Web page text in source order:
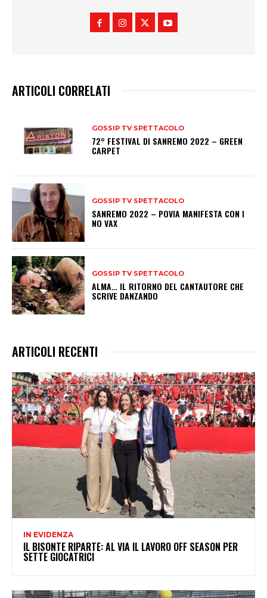
ARTICOLI CORRELATI
GOSSIP TV SPETTACOLO
72° FESTIVAL DI SANREMO 2022 – GREEN
CARPET
GOSSIP TV SPETTACOLO
SANREMO 2022 – POVIA MANIFESTA CON I
NO VAX
GOSSIP TV SPETTACOLO
ALMA… IL RITORNO DEL CANTAUTORE CHE
SCRIVE DANZANDO
ARTICOLI RECENTI
IN EVIDENZA
IL BISONTE RIPARTE: AL VIA IL LAVORO OFF SEASON PER
SETTE GIOCATRICI